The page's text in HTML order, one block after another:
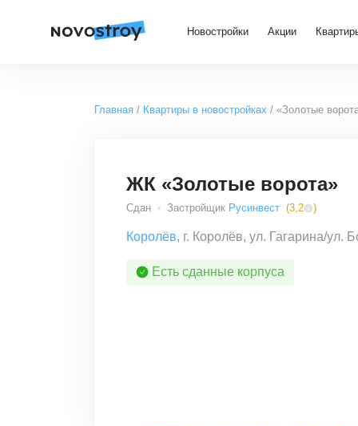
Новостройки Акции
Главная Квартиры в новостройках «Золотые
ЖК «Золотые ворота»
Сдан Застройщик Русинвест (3,2 )
Королёв, г. Королёв, ул. Гагарина/ул.
Есть сданные корпуса